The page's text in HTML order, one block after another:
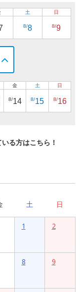
土
8/8
日
8/9
金
8/14
土
8/15
日
8/16
る方はこちら！
土 日
1 2
8 9